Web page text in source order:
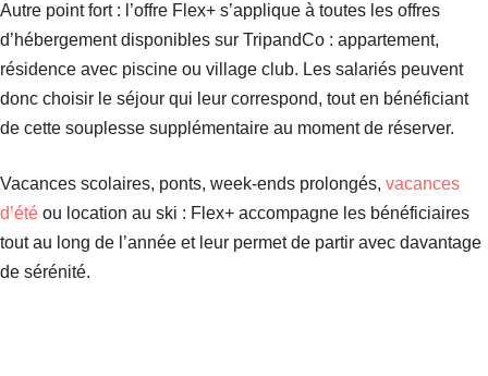
Autre point fort : l’offre Flex+ s’applique à toutes les offres
d’hébergement disponibles sur TripandCo : appartement,
résidence avec piscine ou village club. Les salariés peuvent
donc choisir le séjour qui leur correspond, tout en bénéficiant
de cette souplesse supplémentaire au moment de réserver.
Vacances scolaires, ponts, week-ends prolongés, vacances
d’été ou location au ski : Flex+ accompagne les bénéficiaires
tout au long de l’année et leur permet de partir avec davantage
de sérénité.